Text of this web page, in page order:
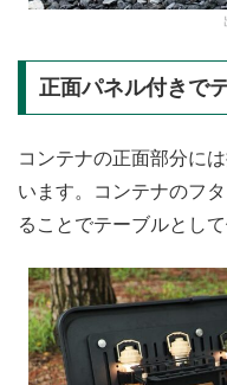
正面パネル付きで
コンテナの正面部分に
います。コンテナのフ
ることでテーブルとし